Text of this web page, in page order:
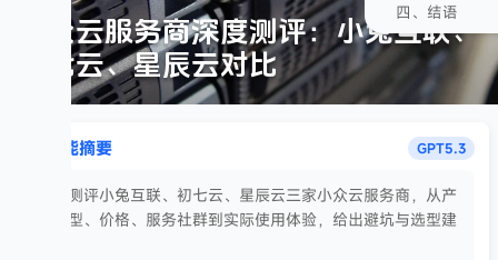
小众云服务商深度测评：小兔互联、
初七云、星辰云对比
智能摘要 GPT5.3
对比测评小兔互联、初七云、星辰云三家小众云服务商，从产
品类型、价格、服务社群到实际使用体验，给出避坑与选型建
四、结语